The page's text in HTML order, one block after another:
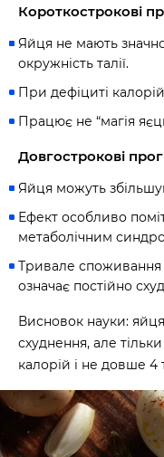
Короткострокові
Яйця не мають
окружність талії.
При дефіциті
Працює не “магія
Довгострокові
Яйця можуть
Ефект особливо
метаболічним
Тривале споживання
означає постійно
Висновок науки:
схуднення, але
калорій і не довше 4